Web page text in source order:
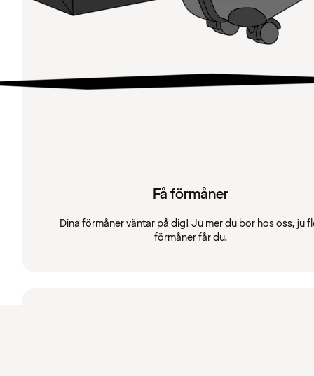
Få förmåner
Dina förmåner väntar på dig! Ju mer du bor hos oss, ju
förmåner får du.